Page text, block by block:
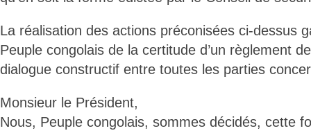
La réalisation des actions préconisées ci-dessus
Peuple congolais de la certitude d’un règlement
dialogue constructif entre toutes les parties
Monsieur le Président,
Nous, Peuple congolais, sommes décidés, cette